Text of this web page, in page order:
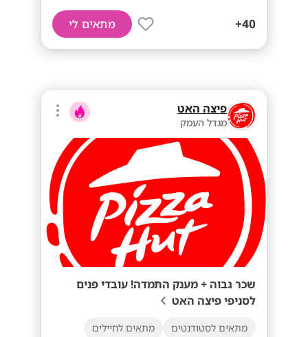
40+ מתאים לי
פיצה האט
מגדל העמק
שכר גבוה + מענק התמדה! עובדי פנים
לסניפי פיצה האט
מתאים לסטודנטים
מתאים לחיילים